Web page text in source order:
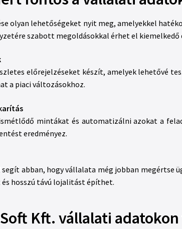
olyan lehetőségeket nyit meg, amelyekkel
szabott megoldásokkal érhet el kiemelkedő
előrejelzéseket készít, amelyek lehetővé
a piaci változásokhoz.
mintákat és automatizálni azokat a
eredményez.
segít abban, hogy vállalata még jobban
hosszú távú lojalitást építhet.
Kft. vállalati